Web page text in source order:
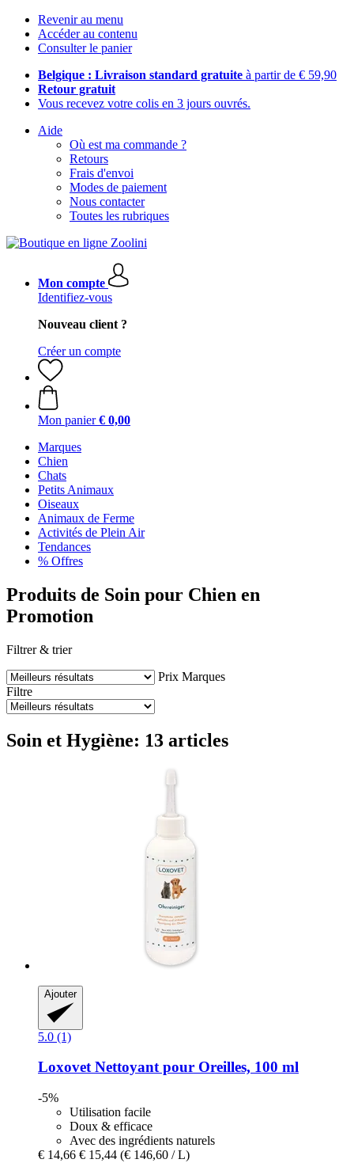
Revenir au menu
Accéder au contenu
Consulter le panier
Belgique : Livraison standard gratuite à partir de € 59,90
Retour gratuit
Vous recevez votre colis en 3 jours ouvrés.
Aide
Où est ma commande ?
Retours
Frais d'envoi
Modes de paiement
Nous contacter
Toutes les rubriques
Mon compte
Identifiez-vous
Nouveau client ?
Créer un compte
Mon panier € 0,00
Marques
Chien
Chats
Petits Animaux
Oiseaux
Animaux de Ferme
Activités de Plein Air
Tendances
% Offres
Produits de Soin pour Chien en
Promotion
Filtrer & trier
Prix Marques
Filtre
Soin et Hygiène: 13 articles
Ajouter
5.0 (1)
LoxovetNettoyant pour Oreilles, 100 ml
-5%
Utilisation facile
Doux & efficace
Avec des ingrédients naturels
€ 14,66 € 15,44 (€ 146,60 / L)